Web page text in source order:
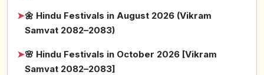
➤🌼 Hindu Festivals in August 2026 (Vikram
Samvat 2082–2083)
➤🌸 Hindu Festivals in October 2026 [Vikram
Samvat 2082–2083]